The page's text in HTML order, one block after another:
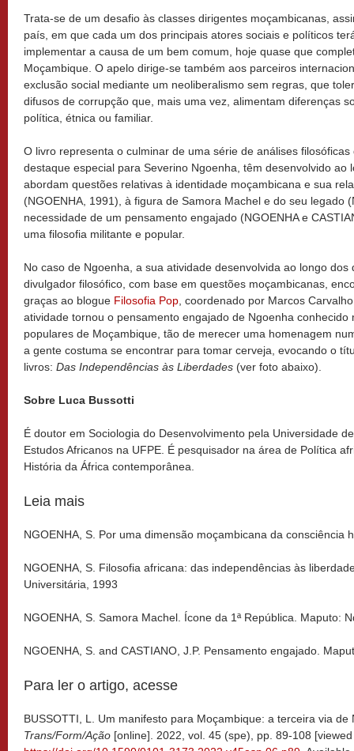
Trata-se de um desafio às classes dirigentes moçambicanas,
país, em que cada um dos principais atores sociais e políticos
implementar a causa de um bem comum, hoje quase que
Moçambique. O apelo dirige-se também aos parceiros
exclusão social mediante um neoliberalismo sem regras, que
difusos de corrupção que, mais uma vez, alimentam diferenças
política, étnica ou familiar.
O livro representa o culminar de uma série de análises
destaque especial para Severino Ngoenha, têm desenvolvido ao
abordam questões relativas à identidade moçambicana e sua
(NGOENHA, 1991), à figura de Samora Machel e do seu legado
necessidade de um pensamento engajado (NGOENHA e
uma filosofia militante e popular.
No caso de Ngoenha, a sua atividade desenvolvida ao longo dos
divulgador filosófico, com base em questões moçambicanas,
graças ao blogue Filosofia Pop , coordenado por Marcos
atividade tornou o pensamento engajado de Ngoenha conhecido
populares de Moçambique, tão de merecer uma homenagem
a gente costuma se encontrar para tomar cerveja, evocando o
livros: Das Independências às Liberdades (ver foto abaixo).
Sobre Luca Bussotti
É doutor em Sociologia do Desenvolvimento pela Universidade
Estudos Africanos na UFPE. É pesquisador na área de Política
História da África contemporânea.
Leia mais
NGOENHA, S. Por uma dimensão moçambicana da consciência
NGOENHA, S. Filosofia africana: das independências às
Universitária, 1993
NGOENHA, S. Samora Machel. Ícone da 1ª República. Maputo:
NGOENHA, S. and CASTIANO, J.P. Pensamento engajado.
Para ler o artigo, acesse
BUSSOTTI, L. Um manifesto para Moçambique: a terceira via de
Trans/Form/Ação [online]. 2022, vol. 45 (spe), pp. 89-108